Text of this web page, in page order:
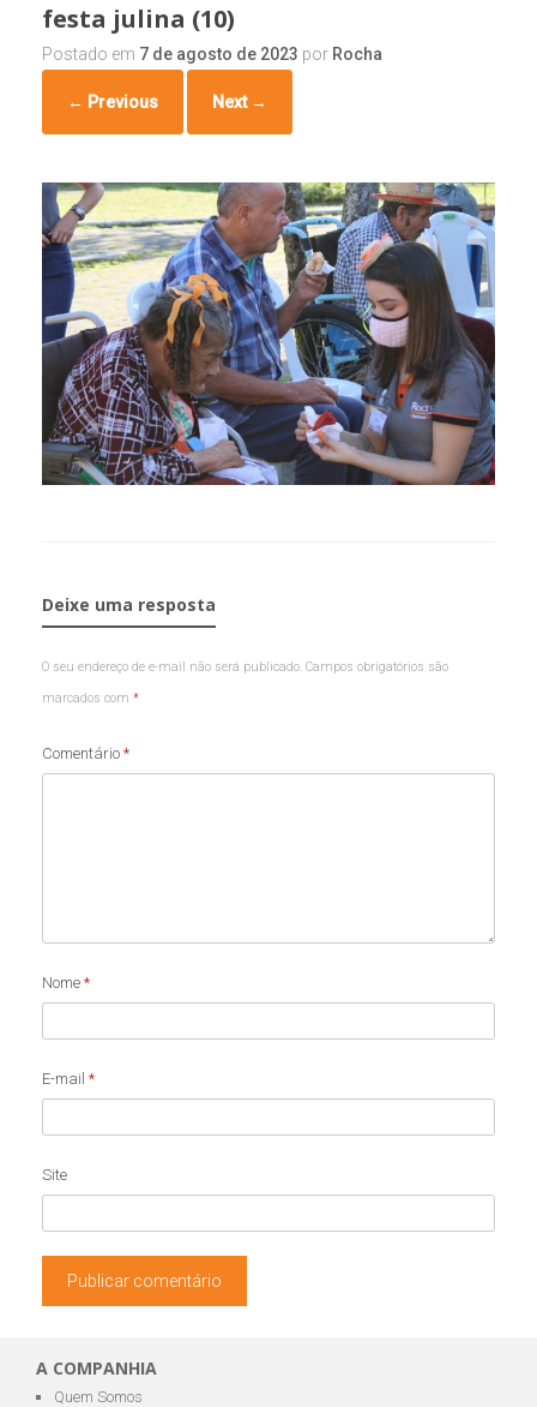
festa julina (10)
Postado em 7 de agosto de 2023 por Rocha
← Previous Next →
Deixe uma resposta
O seu endereço de e-mail não será publicado. Campos obrigatórios são
marcados com *
Comentário *
Nome *
E-mail *
Site
A COMPANHIA
Quem Somos